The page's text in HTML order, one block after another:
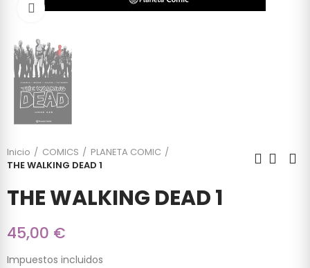
Click to enlarge
Inicio COMICS
PLANETA COMIC
THE WALKING DEAD 1
THE WALKING DEAD 1
45,00 €
Impuestos incluidos